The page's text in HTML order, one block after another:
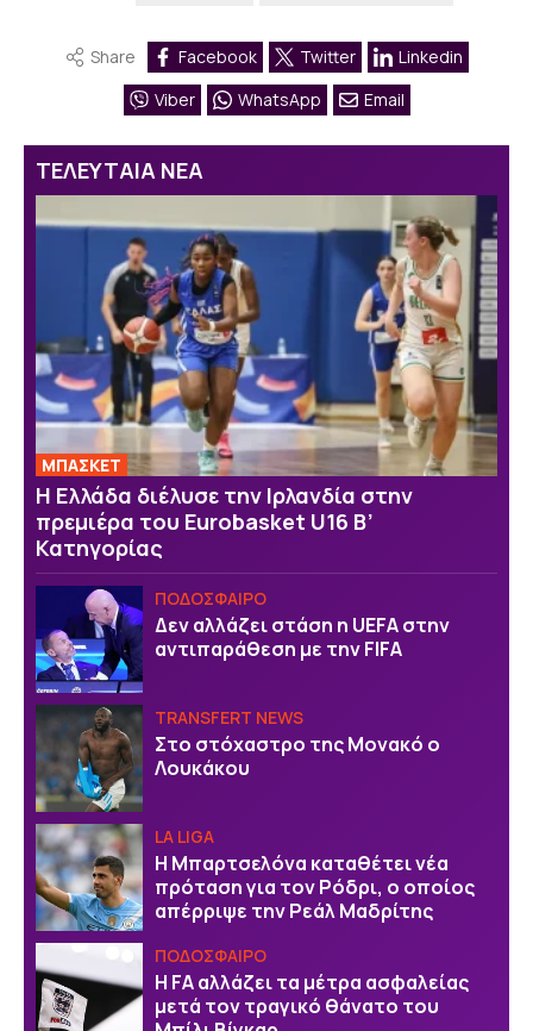
Share Facebook Twitter
Linkedin
Viber
WhatsApp Email
ΤΕΛΕΥΤΑΙΑ ΝΕΑ
ΜΠΑΣΚΕΤ
Η Ελλάδα διέλυσε την Ιρλανδία στην
πρεμιέρα του Eurobasket U16 Β’
Κατηγορίας
ΠΟΔΟΣΦΑΙΡΟ
Δεν αλλάζει στάση η UEFA στην
αντιπαράθεση με την FIFA
TRANSFERT NEWS
Στο στόχαστρο της Μονακό ο
Λουκάκου
LA LIGA
Η Μπαρτσελόνα καταθέτει νέα
πρόταση για τον Ρόδρι, ο οποίος
απέρριψε την Ρεάλ Μαδρίτης
ΠΟΔΟΣΦΑΙΡΟ
Η FA αλλάζει τα μέτρα ασφαλείας
μετά τον τραγικό θάνατο του